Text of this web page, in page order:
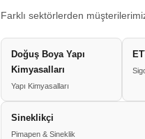
Farklı sektörlerden
Doğuş Boya Yapı
Kimyasalları
Yapı Kimyasalları
Sineklikçi
Pimapen & Sineklik